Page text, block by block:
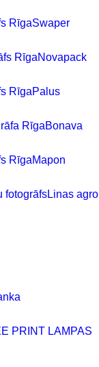
Swaper
Novapack
Palus
Bonava
Mapon
Linas agro
PRINT LAMPAS